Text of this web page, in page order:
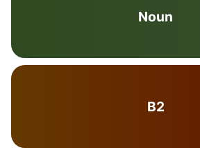
Noun
B2